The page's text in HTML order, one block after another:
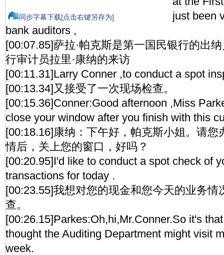
同步字幕下载[点击右键另存为]
just been
bank auditors ,
[00:07.85]萨拉·帕克斯是第一国民银行的出
行审计员拉里·康纳的来访
[00:11.31]Larry Conner ,to conduct a spot
[00:13.34]又接受了一次现场检查。
[00:15.36]Conner:Good afternoon ,Miss
close your window after you finish with this
[00:18.16]康纳：下午好，帕克斯小姐。请您
情后，关上您的窗口，好吗？
[00:20.95]I'd like to conduct a spot check of
transactions for today .
[00:23.55]我想对您的现金和您今天的业务情
查。
[00:26.15]Parkes:Oh,hi,Mr.Conner.So it's
thought the Auditing Department might visit
week.